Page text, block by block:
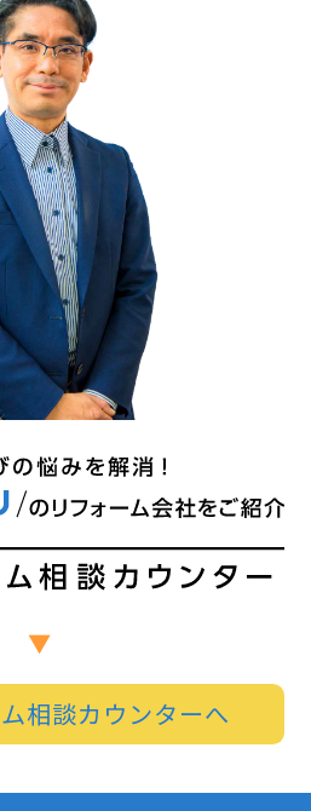
相談カウンターへ